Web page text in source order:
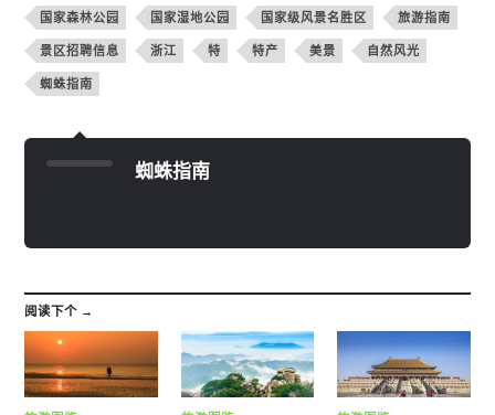
国家森林公园 国家湿地公园 国家级风景名胜区 旅游指南
景区招聘信息 浙江 特 特产 美景 自然风光
蜘蛛指南
蜘蛛指南
阅读下个 →